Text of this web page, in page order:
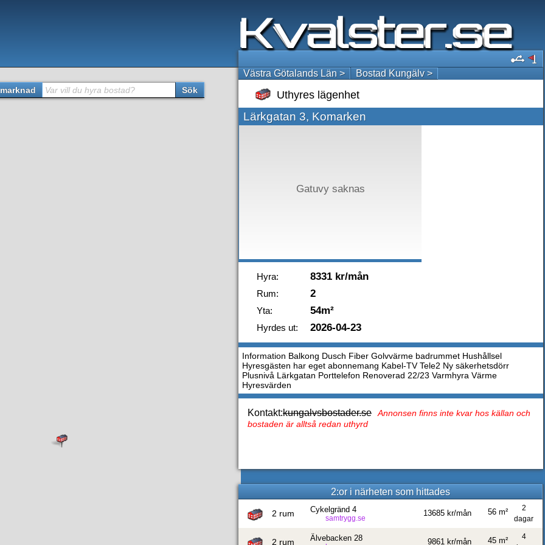
Västra Götalands Län > Bostad Kungälv >
Uthyres lägenhet
Lärkgatan 3, Komarken
Gatuvy saknas
Hyra: 8331 kr/mån
Rum: 2
Yta: 54m²
Hyrdes ut: 2026-04-23
Information Balkong Dusch Fiber Golvvärme badrummet Hushållsel
Hyresgästen har eget abonnemang Kabel-TV Tele2 Ny säkerhetsdörr
Plusnivå Lärkgatan Porttelefon Renoverad 22/23 Varmhyra Värme
Hyresvärden
Kontakt:kungalvsbostader.se
Annonsen finns inte kvar hos källan och
bostaden är alltså redan uthyrd
2:or i närheten som hittades
2 rum Cykelgränd 4
samtrygg.se
13685 kr/mån
2
dagar
56 m²
2 rum Älvebacken 28 9861 kr/mån
4
45 m²
Var vill du hyra bostad? Sök